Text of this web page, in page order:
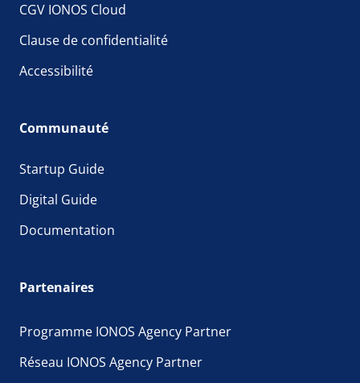
CGV IONOS Cloud
Clause de confidentialité
Accessibilité
Communauté
Startup Guide
Digital Guide
Documentation
Partenaires
Programme IONOS Agency Partner
Réseau IONOS Agency Partner